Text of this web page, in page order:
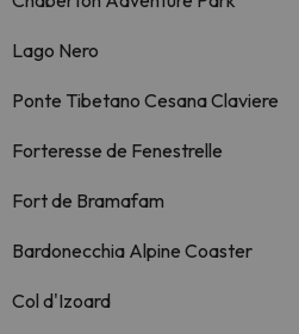
Lago Nero
Ponte Tibetano Cesana Claviere
Forteresse de Fenestrelle
Fort de Bramafam
Bardonecchia Alpine Coaster
Col d'Izoard